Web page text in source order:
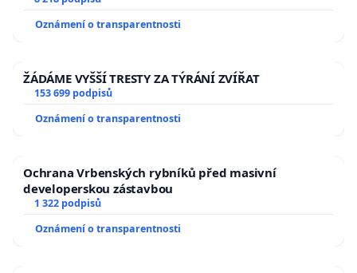
Oznámení o transparentnosti
ŽÁDÁME VYŠŠÍ TRESTY ZA TÝRÁNÍ ZVÍŘAT
153 699 podpisů
Oznámení o transparentnosti
Ochrana Vrbenských rybníků před masivní
developerskou zástavbou
1 322 podpisů
Oznámení o transparentnosti